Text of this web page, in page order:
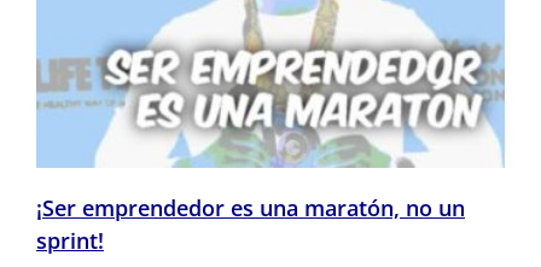
¡Ser emprendedor es una maratón, no un
sprint!